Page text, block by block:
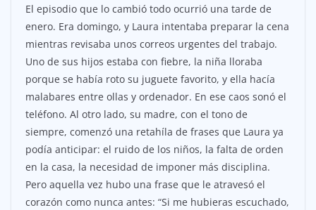
El episodio que lo cambió todo ocurrió una tarde de
enero. Era domingo, y Laura intentaba preparar la cena
mientras revisaba unos correos urgentes del trabajo.
Uno de sus hijos estaba con fiebre, la niña lloraba
porque se había roto su juguete favorito, y ella hacía
malabares entre ollas y ordenador. En ese caos sonó el
teléfono. Al otro lado, su madre, con el tono de
siempre, comenzó una retahíla de frases que Laura ya
podía anticipar: el ruido de los niños, la falta de orden
en la casa, la necesidad de imponer más disciplina.
Pero aquella vez hubo una frase que le atravesó el
corazón como nunca antes: “Si me hubieras escuchado,